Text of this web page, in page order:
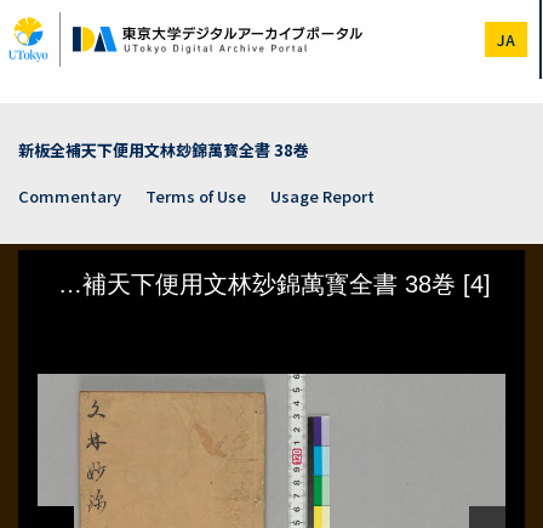
to
main
JA
新板全補天下便用文林玅錦萬寳全書 38巻
Commentary
Terms of Use Usage Report